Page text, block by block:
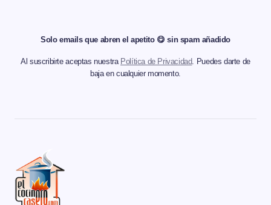
Solo emails que abren el apetito 😋 sin spam añadido
Al suscribirte aceptas nuestra Política de Privacidad. Puedes darte de
baja en cualquier momento.